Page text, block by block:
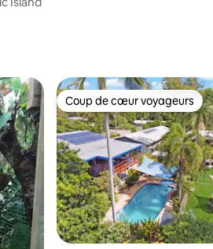
Coup de cœur voyageurs
Coup de cœur voyageurs